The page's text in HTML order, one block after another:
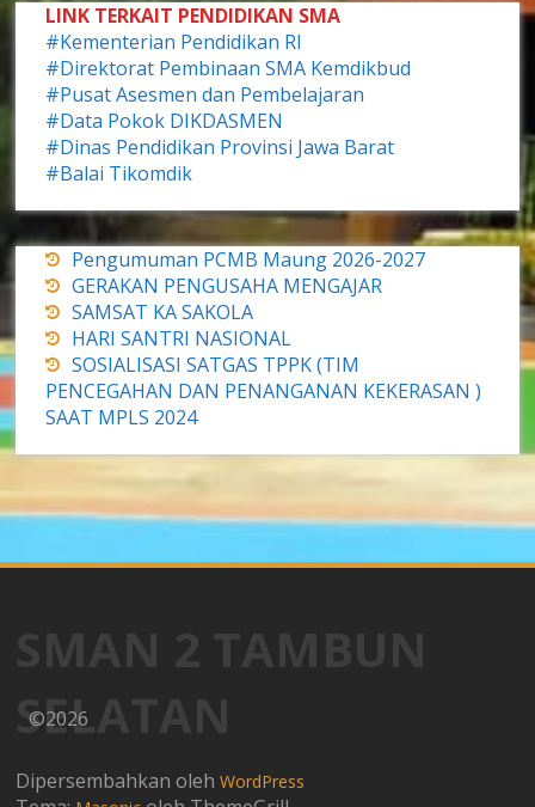
LINK TERKAIT PENDIDIKAN SMA
#Kementerian Pendidikan RI
#Direktorat Pembinaan SMA Kemdikbud
#Pusat Asesmen dan Pembelajaran
#Data Pokok DIKDASMEN
#Dinas Pendidikan Provinsi Jawa Barat
#Balai Tikomdik
Pengumuman PCMB Maung 2026-2027
GERAKAN PENGUSAHA MENGAJAR
SAMSAT KA SAKOLA
HARI SANTRI NASIONAL
SOSIALISASI SATGAS TPPK (TIM
PENCEGAHAN DAN PENANGANAN KEKERASAN )
SAAT MPLS 2024
SMAN 2 TAMBUN
SELATAN
©2026
Dipersembahkan olehWordPress